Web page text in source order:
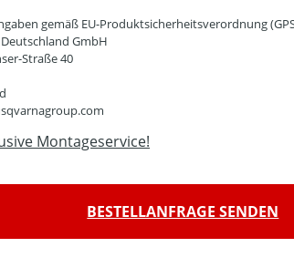
gemäß EU-Produktsicherheitsverordnung
GmbH
Straße 40
Montageservice!
BESTELLANFRAGE SENDEN